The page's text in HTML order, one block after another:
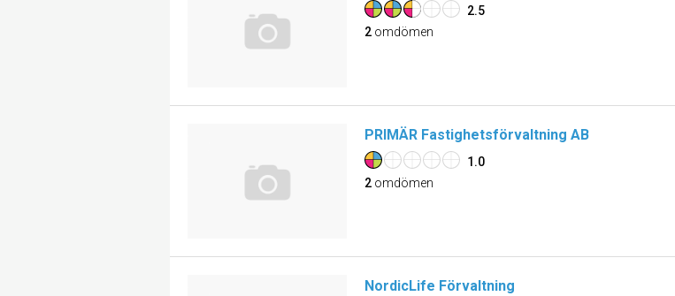
2.5
2 omdömen
PRIMÄR Fastighetsförvaltning AB
1.0
2 omdömen
NordicLife Förvaltning